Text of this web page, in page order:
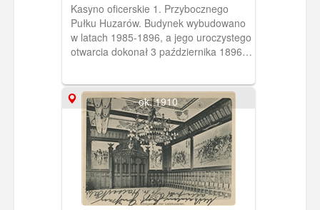
Kasyno oficerskie 1. Przybocznego
Pułku Huzarów. Budynek wybudowano
w latach 1985-1896, a jego uroczystego
otwarcia dokonał 3 października 1896
ok. 1910